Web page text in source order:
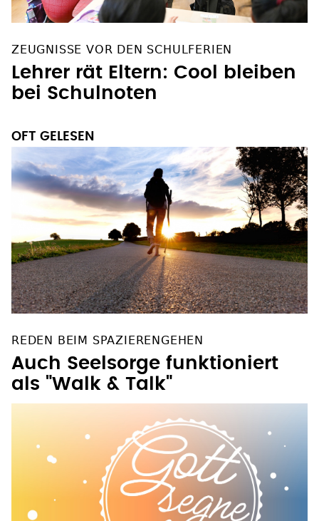
ZEUGNISSE VOR DEN SCHULFERIEN
Lehrer rät Eltern: Cool bleiben
bei Schulnoten
OFT GELESEN
REDEN BEIM SPAZIERENGEHEN
Auch Seelsorge funktioniert
als "Walk & Talk"